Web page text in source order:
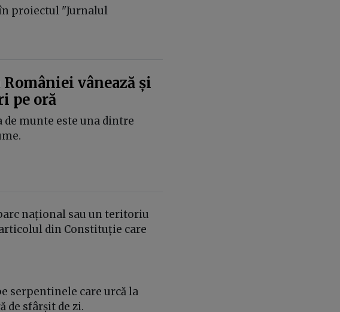
proiectul "Jurnalul
vânează și
pe oră
de munte este una dintre
național sau un teritoriu
din Constituție care
serpentinele care urcă la
de sfârșit de zi.